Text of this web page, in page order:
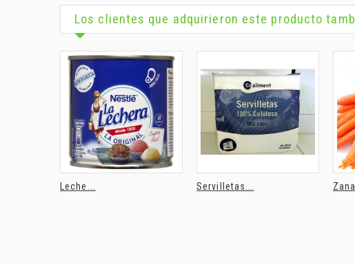
Los clientes que adquirieron este producto
Leche... Servilletas...